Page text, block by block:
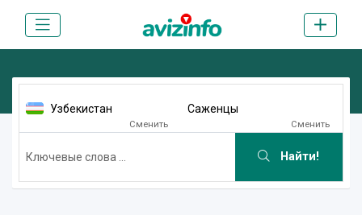
Узбекистан
Сменить
Саженцы
Сменить
Найти!